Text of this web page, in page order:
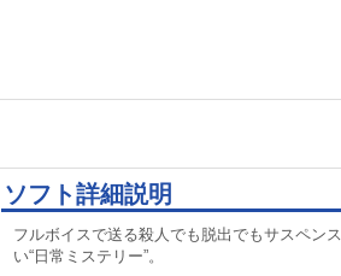
ソフト詳細説明
フルボイスで送る殺人でも脱出でもサスペン
い“日常ミステリー”。